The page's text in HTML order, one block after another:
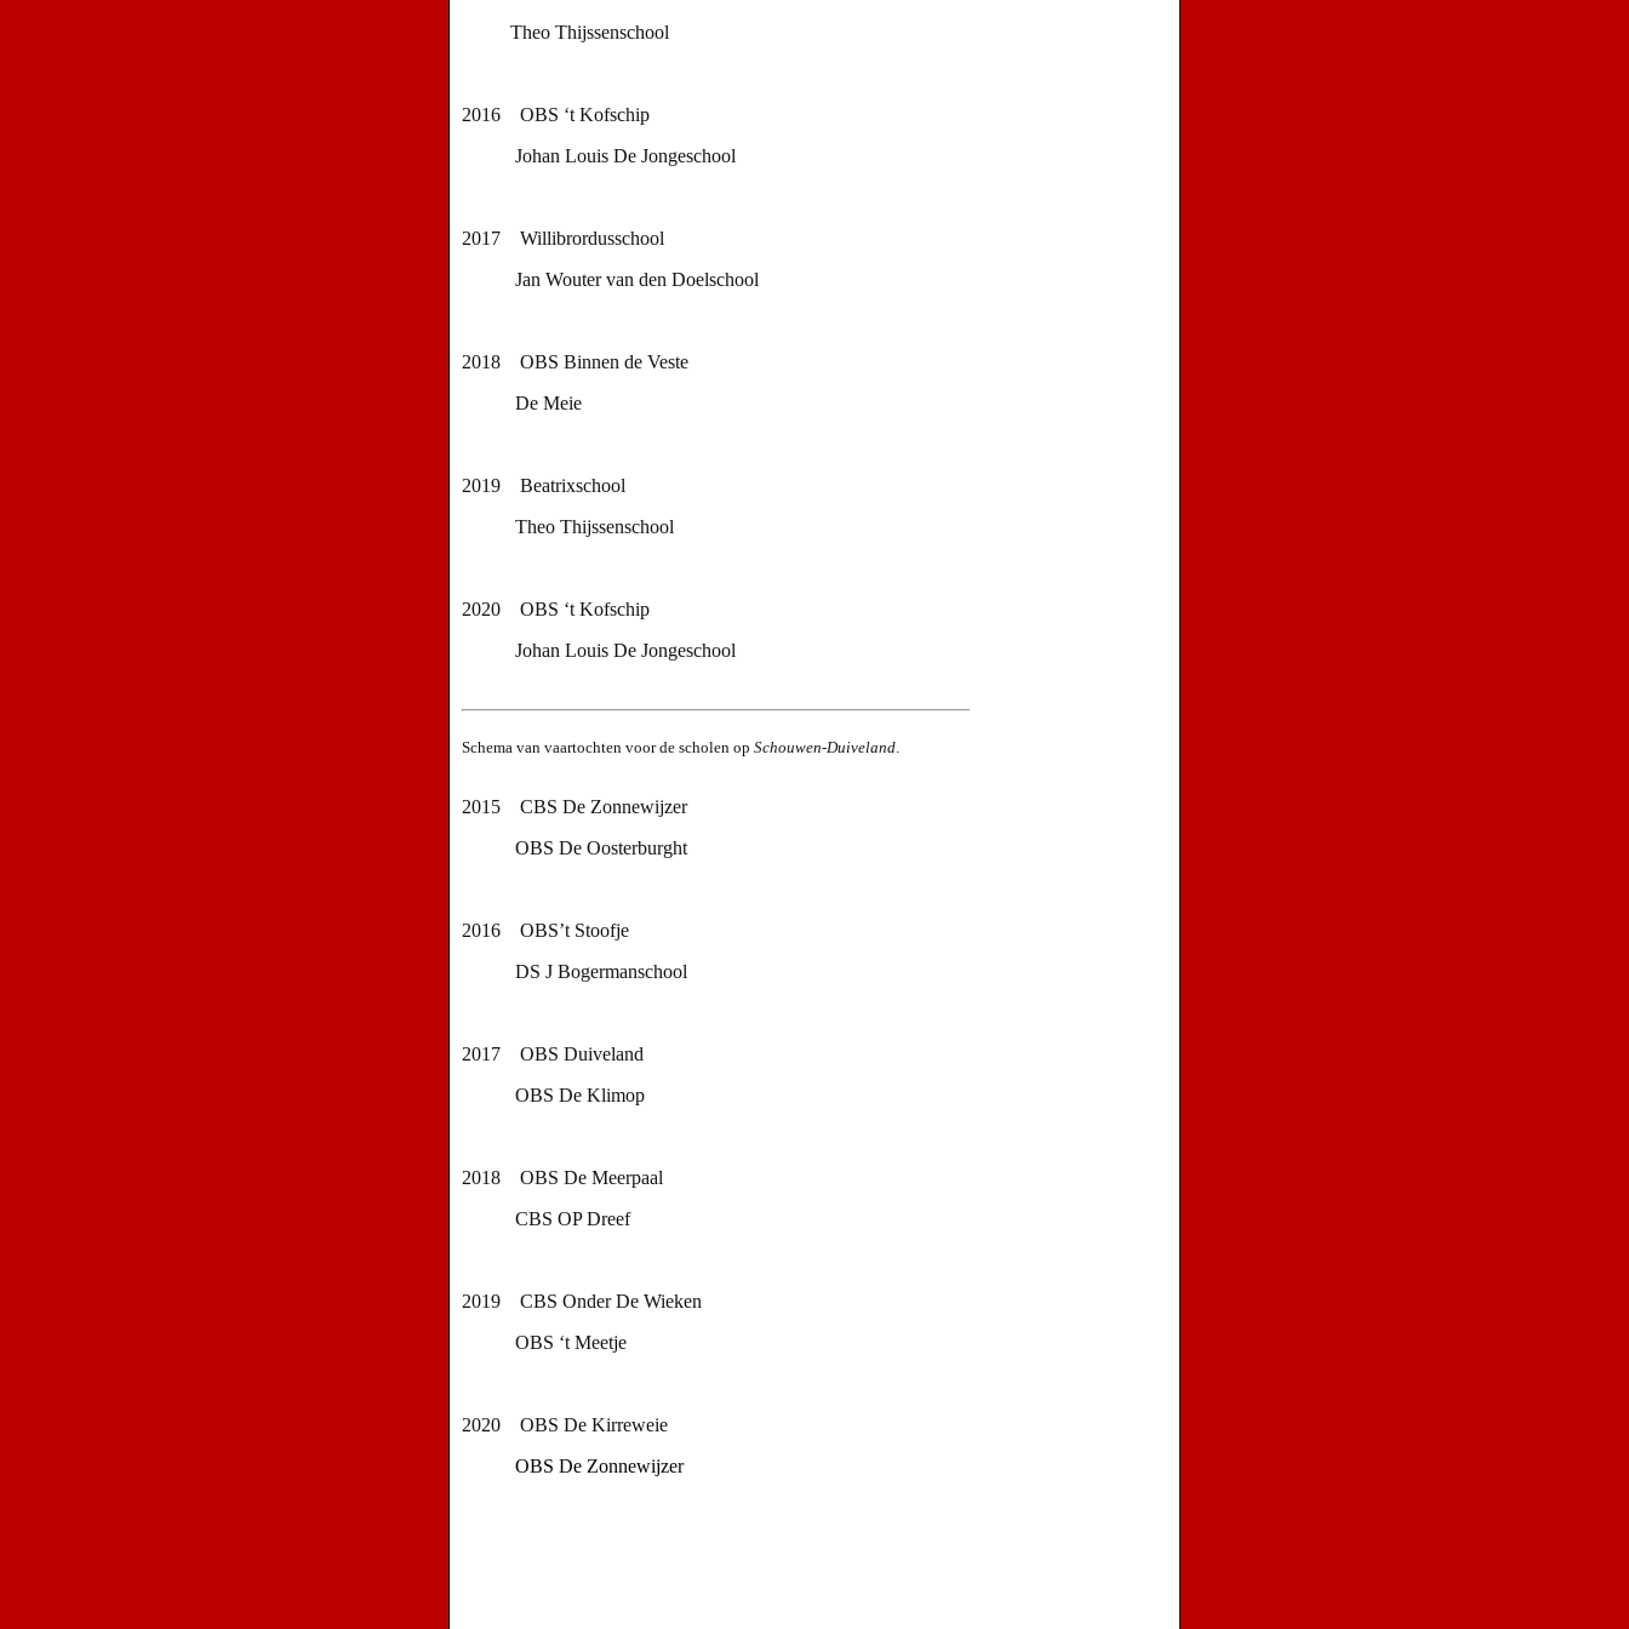
Theo Thijssenschool
2016
OBS ‘t Kofschip
Johan Louis De Jongeschool
2017
Willibrordusschool
Jan Wouter van den Doelschool
2018
OBS Binnen de Veste
De Meie
2019
Beatrixschool
Theo Thijssenschool
2020
OBS ‘t Kofschip
Johan Louis De Jongeschool
Schema van vaartochten voor de scholen op Schouwen-Duiveland.
2015
CBS De Zonnewijzer
OBS De Oosterburght
2016
OBS’t Stoofje
DS J Bogermanschool
2017
OBS Duiveland
OBS De Klimop
2018
OBS De Meerpaal
CBS OP Dreef
2019
CBS Onder De Wieken
OBS ‘t Meetje
2020
OBS De Kirreweie
OBS De Zonnewijzer